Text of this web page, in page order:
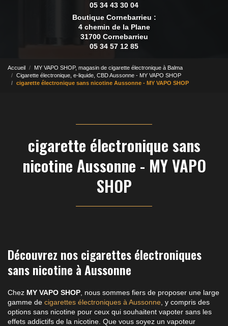
05 34 43 30 04
Boutique Cornebarrieu :
4 chemin de la Plane
31700 Cornebarrieu
05 34 57 12 85
Accueil
MY VAPO SHOP, magasin de cigarette électronique à Balma
Cigarette électronique, e-liquide, CBD Aussonne - MY VAPO SHOP
cigarette électronique sans nicotine Aussonne - MY VAPO SHOP
cigarette électronique sans
nicotine Aussonne - MY VAPO
SHOP
Découvrez nos cigarettes électroniques
sans nicotine à Aussonne
Chez MY VAPO SHOP , nous sommes fiers de proposer une large
gamme de cigarettes électroniques à Aussonne , y compris des
options sans nicotine pour ceux qui souhaitent vapoter sans les
effets addictifs de la nicotine. Que vous soyez un vapoteur